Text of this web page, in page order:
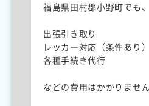
福島県田村郡小野町でも、
出張引き取り
レッカー対応（条件あり）
各種手続き代行
などの費用はかかりません